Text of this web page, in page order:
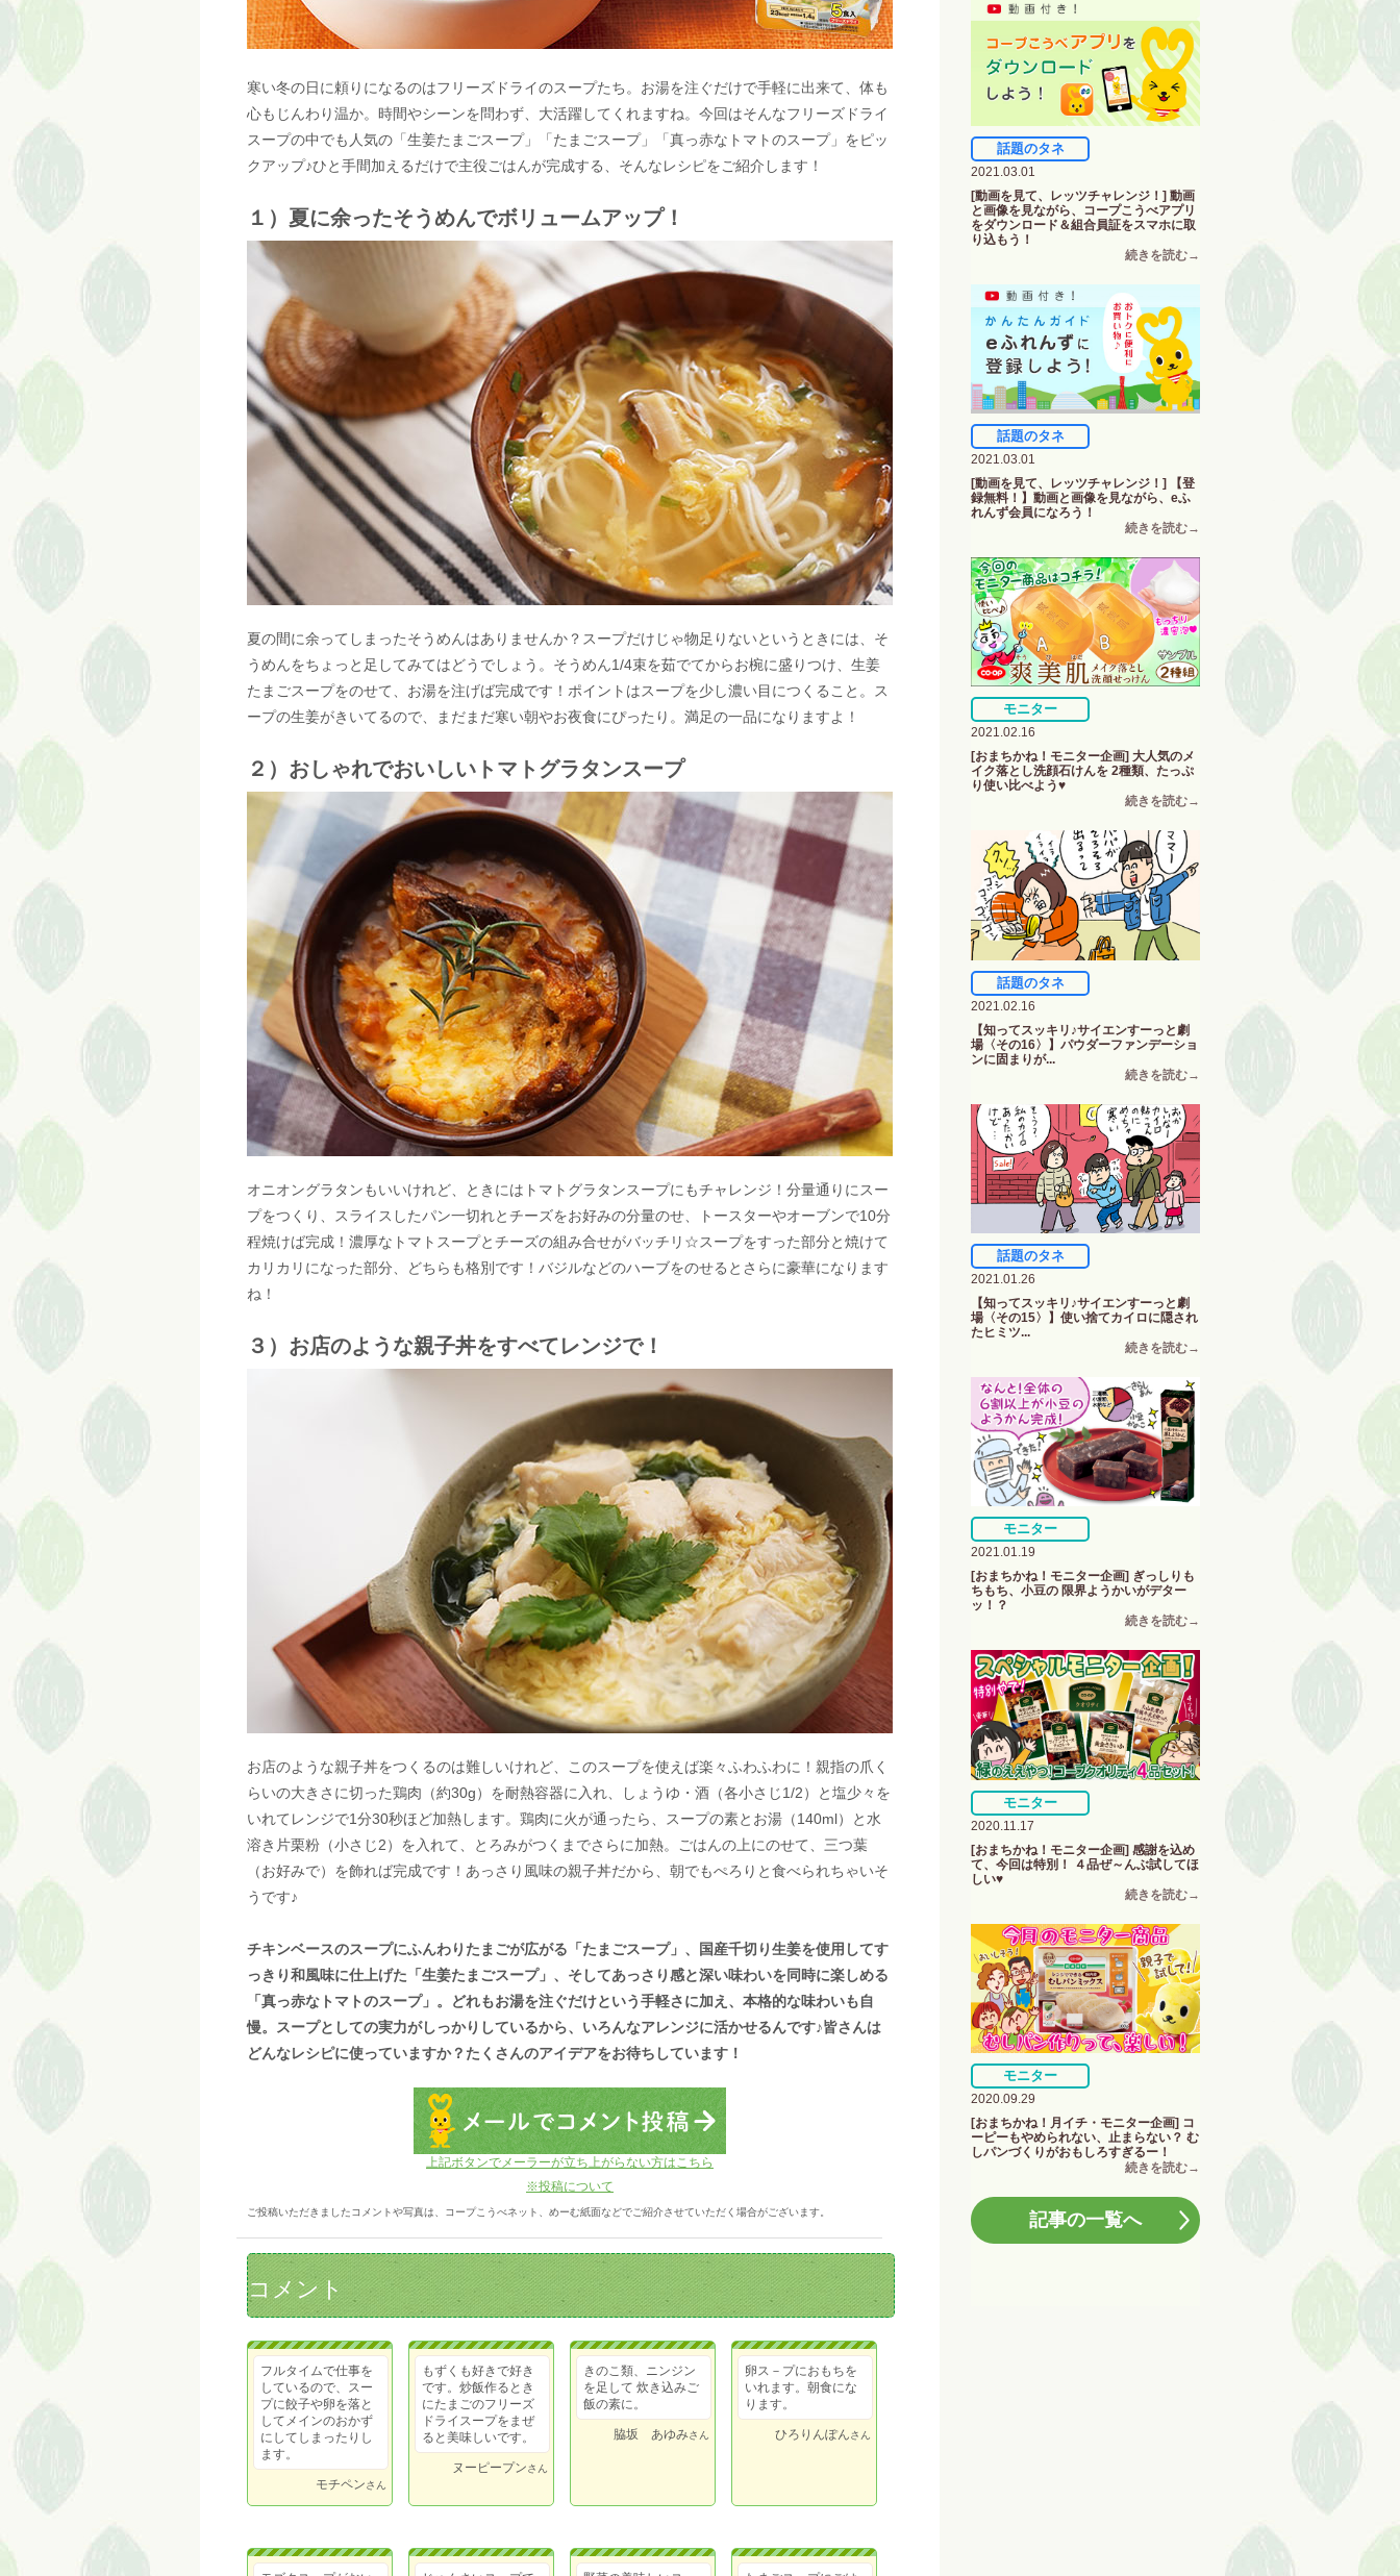
寒い冬の日に頼りになるのはフリーズドライのスープたち。お湯を注ぐだけで手軽に出来て、体も
心もじんわり温か。時間やシーンを問わず、大活躍してくれますね。今回はそんなフリーズドライ
スープの中でも人気の「生姜たまごスープ」「たまごスープ」「真っ赤なトマトのスープ」をピッ
クアップ♪ひと手間加えるだけで主役ごはんが完成する、そんなレシピをご紹介します！
１）夏に余ったそうめんでボリュームアップ！
夏の間に余ってしまったそうめんはありませんか？スープだけじゃ物足りないというときには、そ
うめんをちょっと足してみてはどうでしょう。そうめん1/4束を茹でてからお椀に盛りつけ、生姜
たまごスープをのせて、お湯を注げば完成です！ポイントはスープを少し濃い目につくること。ス
ープの生姜がきいてるので、まだまだ寒い朝やお夜食にぴったり。満足の一品になりますよ！
２）おしゃれでおいしいトマトグラタンスープ
オニオングラタンもいいけれど、ときにはトマトグラタンスープにもチャレンジ！分量通りにスー
プをつくり、スライスしたパン一切れとチーズをお好みの分量のせ、トースターやオーブンで10分
程焼けば完成！濃厚なトマトスープとチーズの組み合せがバッチリ☆スープをすった部分と焼けて
カリカリになった部分、どちらも格別です！バジルなどのハーブをのせるとさらに豪華になります
ね！
３）お店のような親子丼をすべてレンジで！
お店のような親子丼をつくるのは難しいけれど、このスープを使えば楽々ふわふわに！親指の爪く
らいの大きさに切った鶏肉（約30g）を耐熱容器に入れ、しょうゆ・酒（各小さじ1/2）と塩少々を
いれてレンジで1分30秒ほど加熱します。鶏肉に火が通ったら、スープの素とお湯（140ml）と水
溶き片栗粉（小さじ2）を入れて、とろみがつくまでさらに加熱。ごはんの上にのせて、三つ葉
（お好みで）を飾れば完成です！あっさり風味の親子丼だから、朝でもぺろりと食べられちゃいそ
うです♪
チキンベースのスープにふんわりたまごが広がる「たまごスープ」、国産千切り生姜を使用してす
っきり和風味に仕上げた「生姜たまごスープ」、そしてあっさり感と深い味わいを同時に楽しめる
「真っ赤なトマトのスープ」。どれもお湯を注ぐだけという手軽さに加え、本格的な味わいも自
慢。スープとしての実力がしっかりしているから、いろんなアレンジに活かせるんです♪皆さんは
どんなレシピに使っていますか？たくさんのアイデアをお待ちしています！
上記ボタンでメーラーが立ち上がらない方はこちら
※投稿について
ご投稿いただきましたコメントや写真は、コープこうべネット、めーむ紙面などでご紹介させていただく場合がございます。
コメント
フルタイムで仕事を
しているので、スー
プに餃子や卵を落と
してメインのおかず
にしてしまったりし
ます。
モチペンさん
もずくも好きで好き
です。炒飯作るとき
にたまごのフリーズ
ドライスープをまぜ
ると美味しいです。
ヌーピープンさん
きのこ類、ニンジン
を足して 炊き込みご
飯の素に。
脇坂 あゆみさん
卵ス－プにおもちを
いれます。朝食にな
ります。
ひろりんぽんさん
話題のタネ
2021.03.01
[動画を見て、レッツチャレンジ！] 動画
と画像を見ながら、コープこうべアプリ
をダウンロード＆組合員証をスマホに取
り込もう！
話題のタネ
2021.03.01
[動画を見て、レッツチャレンジ！] 【登
録無料！】動画と画像を見ながら、eふ
れんず会員になろう！
モニター
2021.02.16
[おまちかね！モニター企画] 大人気のメ
イク落とし洗顔石けんを 2種類、たっぷ
り使い比べよう♥
話題のタネ
2021.02.16
【知ってスッキリ♪サイエンすーっと劇
場〈その16〉】パウダーファンデーショ
ンに固まりが...
話題のタネ
2021.01.26
【知ってスッキリ♪サイエンすーっと劇
場〈その15〉】使い捨てカイロに隠され
たヒミツ...
モニター
2021.01.19
[おまちかね！モニター企画] ぎっしりも
ちもち、小豆の 限界ようかいがデター
ッ！？
モニター
2020.11.17
[おまちかね！モニター企画] 感謝を込め
て、今回は特別！ ４品ぜ～んぶ試してほ
しい♥
モニター
2020.09.29
[おまちかね！月イチ・モニター企画] コ
ーピーもやめられない、止まらない？ む
しパンづくりがおもしろすぎるー！
記事の一覧へ